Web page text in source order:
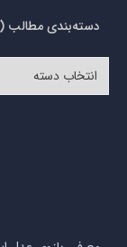
دسته‌بندی مطالب
مطالب